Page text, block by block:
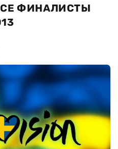
ФИНАЛИСТЫ